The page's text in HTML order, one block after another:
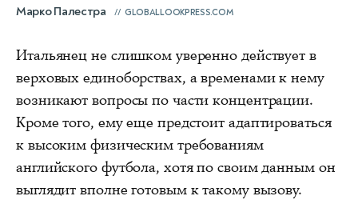
Марко Палестра GLOBALLOOKPRESS.COM
Итальянец не слишком уверенно действует в
верховых единоборствах, а временами к нему
возникают вопросы по части концентрации.
Кроме того, ему еще предстоит адаптироваться
к высоким физическим требованиям
английского футбола, хотя по своим данным он
выглядит вполне готовым к такому вызову.